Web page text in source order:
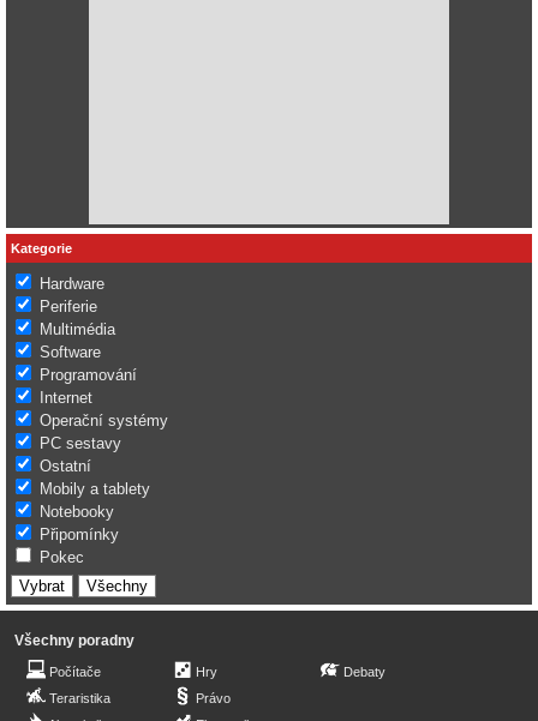
Kategorie
Hardware
Periferie
Multimédia
Software
Programování
Internet
Operační systémy
PC sestavy
Ostatní
Mobily a tablety
Notebooky
Připomínky
Pokec
Všechny poradny
Počítače
Teraristika
Hry
Právo
Debaty